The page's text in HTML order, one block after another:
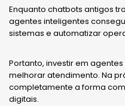
Enquanto chatbots antigos
agentes inteligentes
sistemas e automatizar
Portanto, investir em
melhorar atendimento. Na
completamente a forma
digitais.